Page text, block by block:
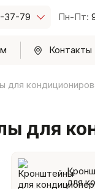
37-79 Пн-Пт:
Контакты
для
для
для